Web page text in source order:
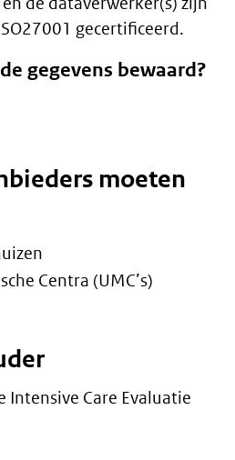
gecertificeerd.
gegevens bewaard?
moeten
Centra (UMC’s)
Intensive Care Evaluatie